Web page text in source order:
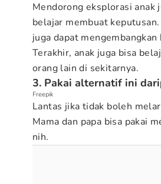
Mendorong eksplorasi anak
belajar membuat
juga dapat
Terakhir, anak juga bisa
orang lain di sekitarnya.
3. Pakai alternatif ini
Freepik
Lantas jika tidak boleh
Mama dan papa bisa pakai
nih.